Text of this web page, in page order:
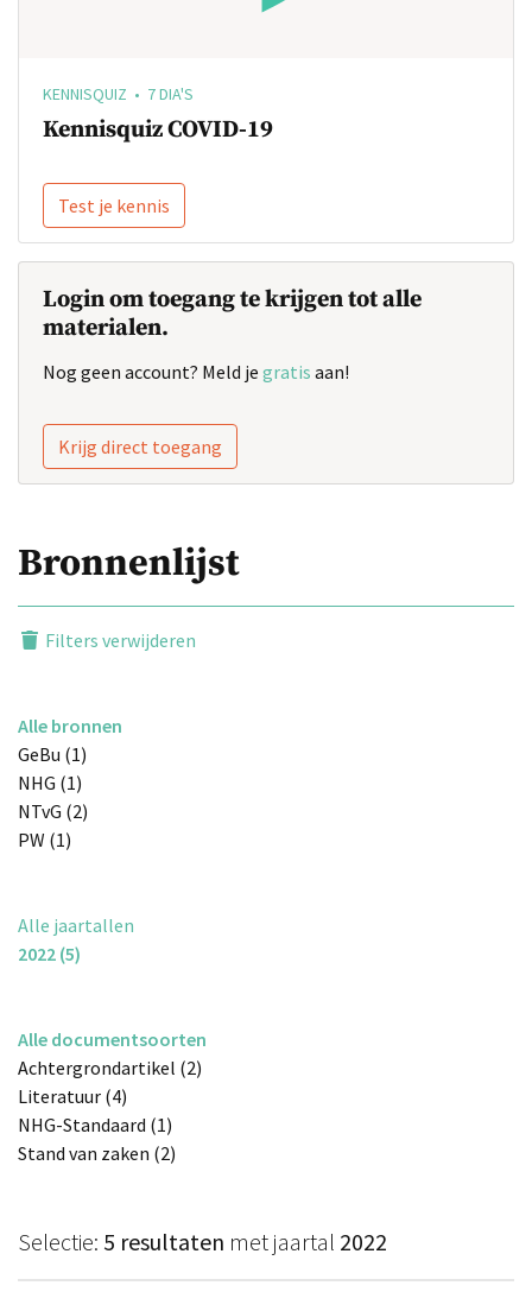
KENNISQUIZ • 7 DIA'S
Kennisquiz COVID-19
Test je kennis
Login om toegang te krijgen tot alle
materialen.
Nog geen account? Meld je gratis aan!
Krijg direct toegang
Bronnenlijst
Filters verwijderen
Alle bronnen
GeBu (1)
NHG (1)
NTvG (2)
PW (1)
Alle jaartallen
2022 (5)
Alle documentsoorten
Achtergrondartikel (2)
Literatuur (4)
NHG-Standaard (1)
Stand van zaken (2)
Selectie: 5 resultaten met jaartal 2022